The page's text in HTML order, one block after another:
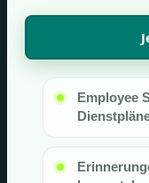
Employee